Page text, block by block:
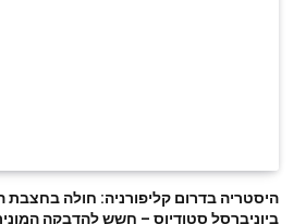
היסטריה בדרום קליפורניה: חולה
ביוניברסל סטודיוס – חשש להדבקה